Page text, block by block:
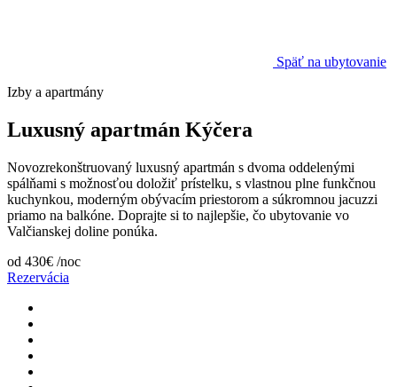
Späť na ubytovanie
Izby a apartmány
Luxusný apartmán Kýčera
Novozrekonštruovaný luxusný apartmán s dvoma oddelenými
spálňami s možnosťou doložiť prístelku, s vlastnou plne funkčnou
kuchynkou, moderným obývacím priestorom a súkromnou jacuzzi
priamo na balkóne. Doprajte si to najlepšie, čo ubytovanie vo
Valčianskej doline ponúka.
od 430€ /noc
Rezervácia